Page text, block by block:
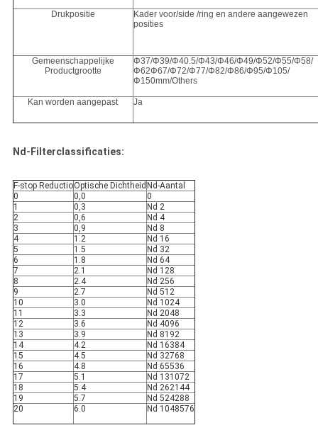
Drukpositie
Kader voor/side /ring en andere aangewezen
posities
Gemeenschappelijke
Productgrootte
Φ37/Φ39/Φ40.5/Φ43/Φ46/Φ49/Φ52/Φ55/Φ58/
Φ62Φ67/Φ72/Φ77/Φ82/Φ86/Φ95/Φ105/
Φ150mm/Others
Kan worden aangepast Ja
Nd-Filterclassificaties:
F-stop ReductioOptische Dichtheid Nd-Aantal
0
0,0
0
1
0,3
Nd 2
2
0,6
Nd 4
3
0,9
Nd 8
4
1.2
Nd 16
5
1.5
Nd 32
6
1.8
Nd 64
7
2.1
Nd 128
8
2.4
Nd 256
9
2.7
Nd 512
10
3.0
Nd 1024
11
3.3
Nd 2048
12
3.6
Nd 4096
13
3.9
Nd 8192
14
4.2
Nd 16384
15
4.5
Nd 32768
16
4.8
Nd 65536
17
5.1
Nd 131072
18
5.4
Nd 262144
19
5.7
Nd 524288
20
6.0 Nd 1048576